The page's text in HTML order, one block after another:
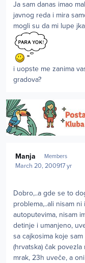
Ja sam danas imao
javnog reda i mira
mogli su da mi lupe
i uopste me zanima
gradova?
Manja Members
March 20, 200917 yr
Dobro,..a gde se to
problema,..ali nisam
autoputevima, nisam
detinje i umanjeno,
sa cajkosima koje
(hrvatska) čak
mrak, 23h uveče, a